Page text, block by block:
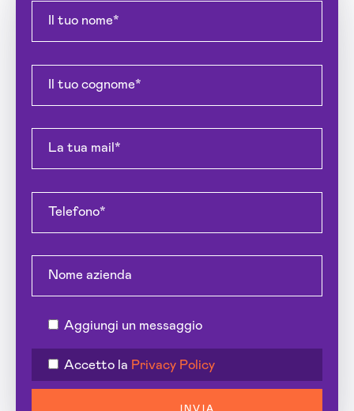
Aggiungi un messaggio
Accetto la Privacy Policy
INVIA